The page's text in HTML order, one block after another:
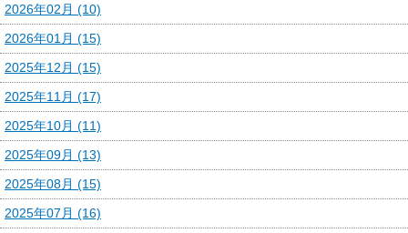
2026年02月 (10)
2026年01月 (15)
2025年12月 (15)
2025年11月 (17)
2025年10月 (11)
2025年09月 (13)
2025年08月 (15)
2025年07月 (16)